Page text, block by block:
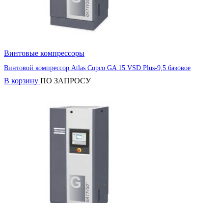
Винтовые компрессоры
Винтовой компрессор Atlas Copco GA 15 VSD Plus-9,5 базовое
В корзину ПО ЗАПРОСУ